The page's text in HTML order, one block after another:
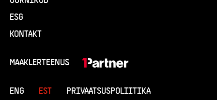
ESG
KONTAKT
MAAKLERTEENUS
ENG EST PRIVAATSUSPOLIITIKA